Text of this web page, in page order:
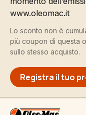
www.oleomac.it
Lo sconto non è
più coupon di questa
sullo stesso acquisto.
Registra il tuo